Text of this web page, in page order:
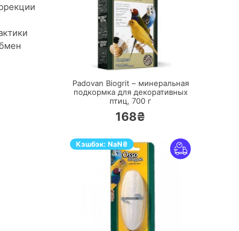
ПЕРЕЙТИ
Padovan Biogrit – минеральная
подкормка для декоративных
птиц, 700 г
168₴
Кэшбэк: NaN₴
ПЕРЕЙТИ